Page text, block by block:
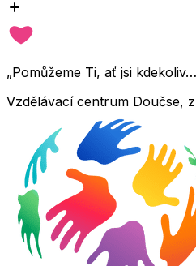
„Pomůžeme Ti, ať jsi kdekoliv…
Vzdělávací centrum Doučse,